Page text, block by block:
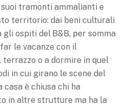
tramonti ammalianti e
territorio: dai beni culturali
gli ospiti del B&B, per somma
le vacanze con il
o a dormire in quel
in cui girano le scene del
casa è chiusa chi ha
in altre strutture ma ha la